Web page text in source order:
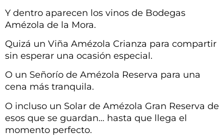
Y dentro aparecen los vinos de Bodegas
Amézola de la Mora.
Quizá un Viña Amézola Crianza para compartir
sin esperar una ocasión especial.
O un Señorío de Amézola Reserva para una
cena más tranquila.
O incluso un Solar de Amézola Gran Reserva de
esos que se guardan… hasta que llega el
momento perfecto.